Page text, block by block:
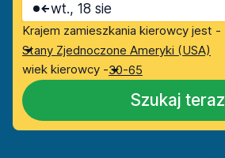
wt., 18 sie
Krajem zamieszkania kierowcy jest -
Stany Zjednoczone Ameryki (USA)
wiek kierowcy -30-65
Szukaj teraz